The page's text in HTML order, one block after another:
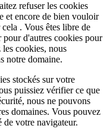
refuser les cookies
et encore de bien vouloir
. Vous êtes libre de
d'autres cookies pour
cookies, nous
notre domaine.
stockés sur votre
puissiez vérifier ce que
nous ne pouvons
domaines. Vous pouvez
de votre navigateur.